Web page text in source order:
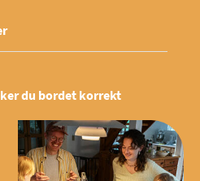
du bordet korrekt